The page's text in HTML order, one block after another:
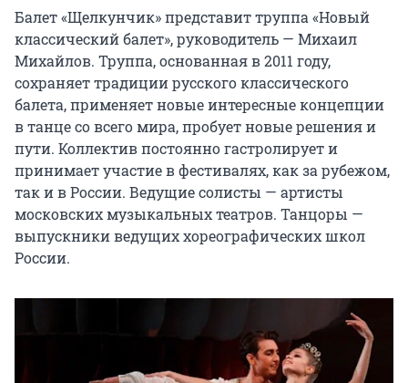
Балет «Щелкунчик» представит труппа «Новый
классический балет», руководитель — Михаил
Михайлов. Труппа, основанная в 2011 году,
сохраняет традиции русского классического
балета, применяет новые интересные концепции
в танце со всего мира, пробует новые решения и
пути. Коллектив постоянно гастролирует и
принимает участие в фестивалях, как за рубежом,
так и в России. Ведущие солисты — артисты
московских музыкальных театров. Танцоры —
выпускники ведущих хореографических школ
России.